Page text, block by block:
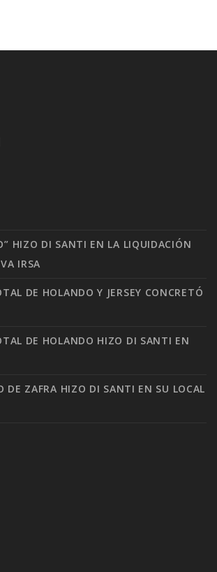
HIZO DI SANTI EN LA LIQUIDACIÓN
IRSA
DE HOLANDO Y JERSEY CONCRETÓ
DE HOLANDO HIZO DI SANTI EN
DE ZAFRA HIZO DI SANTI EN SU LOCAL